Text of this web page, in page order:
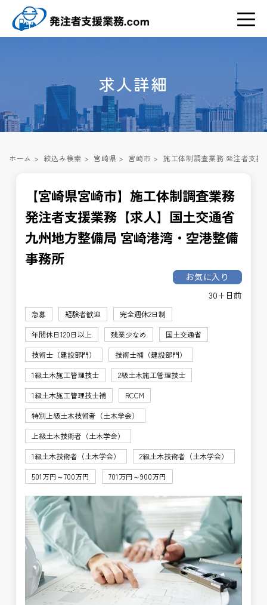
求人詳細
ホーム > 絞込み検索 > 宮崎県 > 宮崎市 > 施工体制調査業務 発注者支
【宮崎県宮崎市】施工体制調査業務
発注者支援業務【求人】国土交通省
九州地方整備局 宮崎港湾・空港整備
事務所
お気に入り
30+日前
急募 経験者歓迎
完全週休2日制
年間休日120日以上
残業少なめ
国土交通省
技術士（建設部門）
技術士補（建設部門）
1級土木施工管理技士
2級土木施工管理技士
1級土木施工管理技士補
RCCM
特別上級土木技術者（土木学会）
上級土木技術者（土木学会）
1級土木技術者（土木学会）
2級土木技術者（土木学会）
501万円～700万円
701万円～900万円